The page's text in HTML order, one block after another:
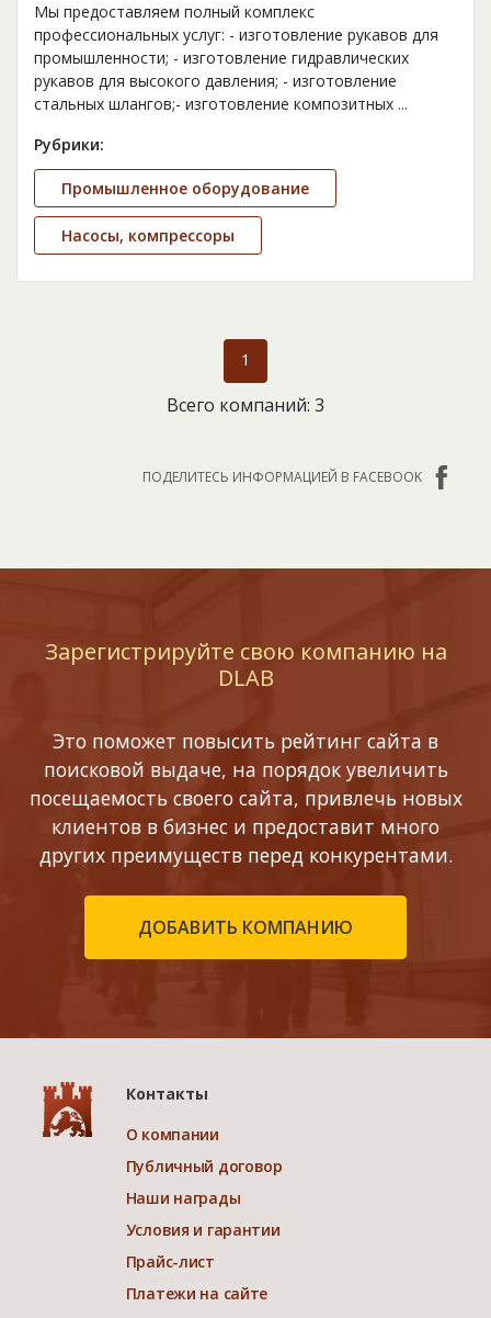
Мы предоставляем полный комплекс
профессиональных услуг: - изготовление рукавов для
промышленности; - изготовление гидравлических
рукавов для высокого давления; - изготовление
стальных шлангов;- изготовление композитных ...
Рубрики:
Промышленное оборудование
Насосы, компрессоры
1
Всего компаний: 3
ПОДЕЛИТЕСЬ ИНФОРМАЦИЕЙ В FACEBOOK
Зарегистрируйте свою компанию на
DLAB
Это поможет повысить рейтинг сайта в
поисковой выдаче, на порядок увеличить
посещаемость своего сайта, привлечь новых
клиентов в бизнес и предоставит много
других преимуществ перед конкурентами.
ДОБАВИТЬ КОМПАНИЮ
Контакты
О компании
Публичный договор
Наши награды
Условия и гарантии
Прайс-лист
Платежи на сайте